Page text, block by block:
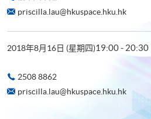
priscilla.lau@hkuspace.hku.hk
2018年8月16日 (星期四)19:00 - 20:30
2508 8862
priscilla.lau@hkuspace.hku.hk